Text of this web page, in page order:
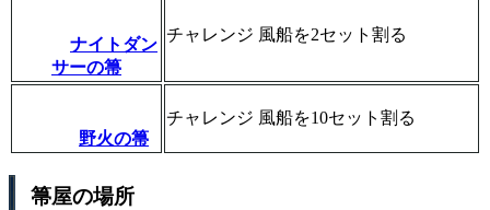
ナイトダン
サーの箒
チャレンジ 風船を2セット割る
野火の箒
チャレンジ 風船を10セット割る
箒屋の場所